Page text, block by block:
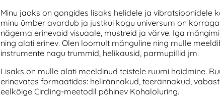
Minu jaoks on gongides lisaks helidele ja vibratsioonidele
minu ümber avardub ja justkui kogu universum on
nägema erinevaid visuaale, mustreid ja värve. Iga
ning alati erinev. Olen loomult mänguline ning mulle
instrumente nagu trummid, helikausid, parmupillid jm.
Lisaks on mulle alati meeldinud teistele ruumi hoidmine.
erinevates formaatides: helirännakud, teerännakud,
eelkõige Circling-meetodil põhinev Kohaloluring.